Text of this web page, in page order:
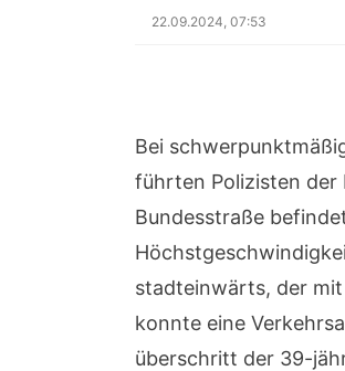
Posted
22.09.2024, 07:53
Bei
führten Polizisten der
Bundesstraße
stadteinwärts, der mit
konnte eine
überschritt der 39-